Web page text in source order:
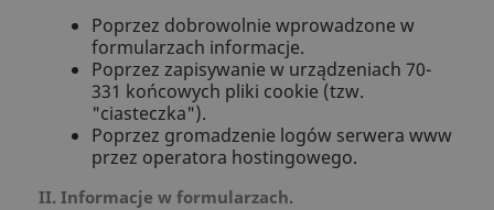
Poprzez dobrowolnie wprowadzone w
formularzach informacje.
Poprzez zapisywanie w urządzeniach 70-
331 końcowych pliki cookie (tzw.
"ciasteczka").
Poprzez gromadzenie logów serwera www
przez operatora hostingowego.
II. Informacje w formularzach.